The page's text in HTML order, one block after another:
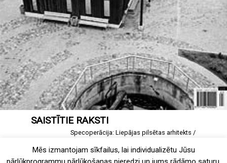
SAISTĪTIE RAKSTI
Specoperācija: Liepājas pilsētas arhitekts
Barona 72 — Palast Architekts
Mēs izmantojam sīkfailus, lai individualizētu Jūsu